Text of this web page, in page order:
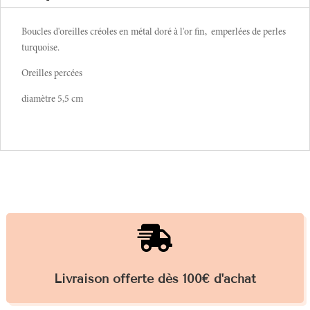
Boucles d'oreilles créoles en métal doré à l'or fin, emperlées de perles
turquoise.
Oreilles percées
diamètre 5,5 cm

Livraison offerte dès 100€ d'achat